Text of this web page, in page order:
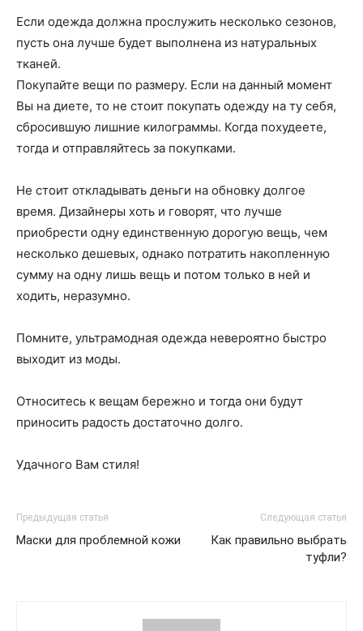
Если одежда должна прослужить несколько сезонов,
пусть она лучше будет выполнена из натуральных
тканей.
Покупайте вещи по размеру. Если на данный момент
Вы на диете, то не стоит покупать одежду на ту себя,
сбросившую лишние килограммы. Когда похудеете,
тогда и отправляйтесь за покупками.
Не стоит откладывать деньги на обновку долгое
время. Дизайнеры хоть и говорят, что лучше
приобрести одну единственную дорогую вещь, чем
несколько дешевых, однако потратить накопленную
сумму на одну лишь вещь и потом только в ней и
ходить, неразумно.
Помните, ультрамодная одежда невероятно быстро
выходит из моды.
Относитесь к вещам бережно и тогда они будут
приносить радость достаточно долго.
Удачного Вам стиля!
Предыдущая статья
Маски для проблемной кожи
Следующая статья
Как правильно выбрать
туфли?